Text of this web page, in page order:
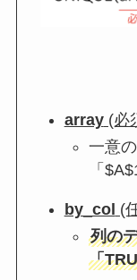
array(必
一意
「
by_col (
列の
「